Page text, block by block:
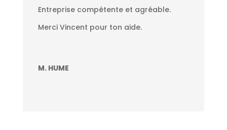
Entreprise compétente et agréable.
Merci Vincent pour ton aide.
M. HUME